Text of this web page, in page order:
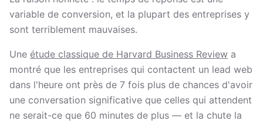
variable de conversion, et la plupart des entreprises y
sont terriblement mauvaises.
Une étude classique de Harvard Business Review a
montré que les entreprises qui contactent un lead web
dans l'heure ont près de 7 fois plus de chances d'avoir
une conversation significative que celles qui attendent
ne serait-ce que 60 minutes de plus — et la chute la